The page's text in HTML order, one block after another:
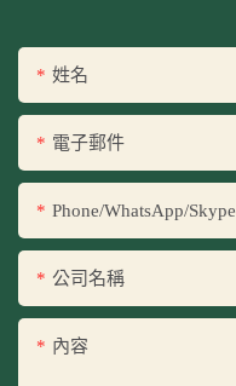
姓名
電子郵件
Phone/WhatsApp/Skype
公司名稱
內容